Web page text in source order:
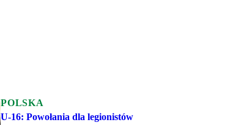
POLSKA
U-16: Powołania dla legionistów